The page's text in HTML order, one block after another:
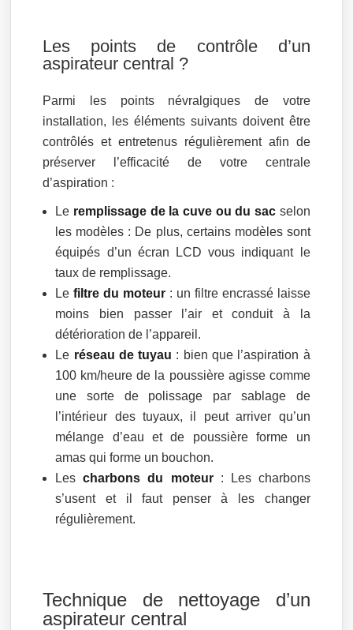
Les points de contrôle d’un
aspirateur central ?
Parmi les points névralgiques de votre
installation, les éléments suivants doivent être
contrôlés et entretenus régulièrement afin de
préserver l’efficacité de votre centrale
d’aspiration :
Le remplissage de la cuve ou du sacselon
les modèles : De plus, certains modèles sont
équipés d’un écran LCD vous indiquant le
taux de remplissage.
Lefiltre du moteur : un filtre encrassé laisse
moins bien passer l’air et conduit à la
détérioration de l’appareil.
Le réseau de tuyau : bien que l’aspiration à
100 km/heure de la poussière agisse comme
une sorte de polissage par sablage de
l’intérieur des tuyaux, il peut arriver qu’un
mélange d’eau et de poussière forme un
amas qui forme un bouchon.
Lescharbons du moteur: Les charbons
s’usent et il faut penser à les changer
régulièrement.
Technique de nettoyage d’un
aspirateur central